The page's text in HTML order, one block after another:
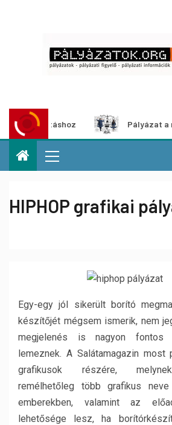
Pályázat a nemek
HIPHOP grafikai
Egy-egy jól sikerült borító
készítőjét mégsem ismerik, nem
megjelenés is nagyon fontos
lemeznek. A Salátamagazin most
grafikusok részére,
remélhetőleg több grafikus
emberekben, valamint az
lehetősége lesz, ha